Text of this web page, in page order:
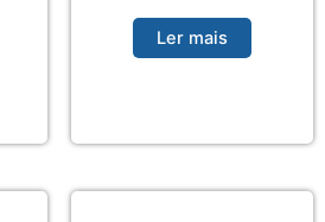
Ler mais